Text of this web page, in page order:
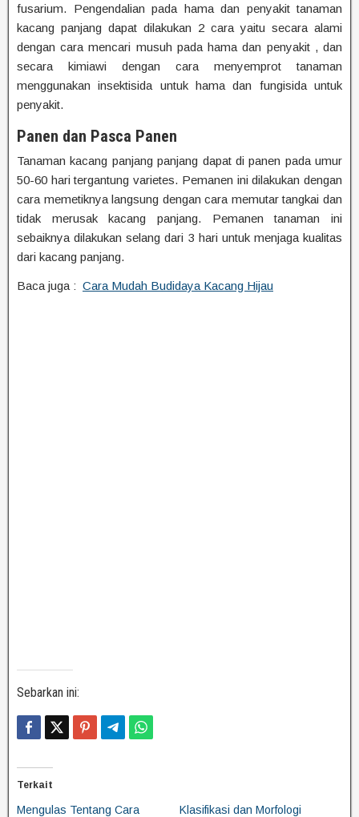
fusarium. Pengendalian pada hama dan penyakit tanaman
kacang panjang dapat dilakukan 2 cara yaitu secara alami
dengan cara mencari musuh pada hama dan penyakit , dan
secara kimiawi dengan cara menyemprot tanaman
menggunakan insektisida untuk hama dan fungisida untuk
penyakit.
Panen dan Pasca Panen
Tanaman kacang panjang panjang dapat di panen pada umur
50-60 hari tergantung varietes. Pemanen ini dilakukan dengan
cara memetiknya langsung dengan cara memutar tangkai dan
tidak merusak kacang panjang. Pemanen tanaman ini
sebaiknya dilakukan selang dari 3 hari untuk menjaga kualitas
dari kacang panjang.
Baca juga : Cara Mudah Budidaya Kacang Hijau
Sebarkan ini:
Terkait
Mengulas Tentang Cara
Klasifikasi dan Morfologi